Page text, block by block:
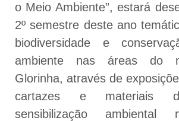
o Meio Ambiente”, estará
2º semestre deste ano
biodiversidade e
ambiente nas áreas do
Glorinha, através de
cartazes e materiais
sensibilização ambiental